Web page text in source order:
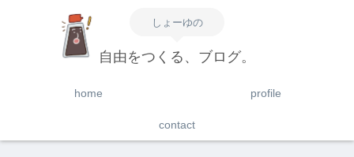
しょーゆの
自由をつくる、ブログ。
home profile
contact